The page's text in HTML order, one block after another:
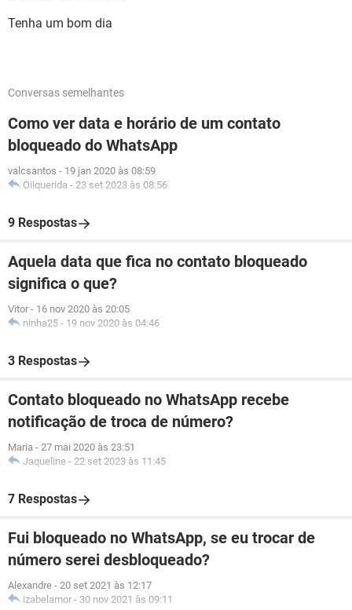
Tenha um bom dia
Conversas semelhantes
Como ver data e horário de um contato
bloqueado do WhatsApp
valcsantos - 19 jan 2020 às 08:59
Oiiquerida - 23 set 2023 às 08:56
9 Respostas
Aquela data que fica no contato bloqueado
significa o que?
Vitor - 16 nov 2020 às 20:05
ninha25 - 19 nov 2020 às 04:46
3 Respostas
Contato bloqueado no WhatsApp recebe
notificação de troca de número?
Maria - 27 mai 2020 às 23:51
Jaqueline - 22 set 2023 às 11:45
7 Respostas
Fui bloqueado no WhatsApp, se eu trocar de
número serei desbloqueado?
Alexandre - 20 set 2021 às 12:17
izabelamor - 30 nov 2021 às 09:11